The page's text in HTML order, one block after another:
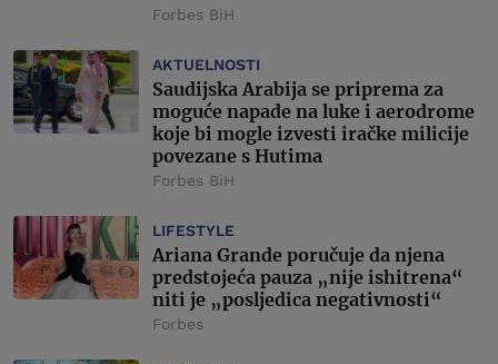
Forbes BiH
AKTUELNOSTI
Saudijska Arabija se priprema za
moguće napade na luke i aerodrome
koje bi mogle izvesti iračke milicije
povezane s Hutima
Forbes BiH
LIFESTYLE
Ariana Grande poručuje da njena
predstojeća pauza „nije ishitrena“
niti je „posljedica negativnosti“
Forbes